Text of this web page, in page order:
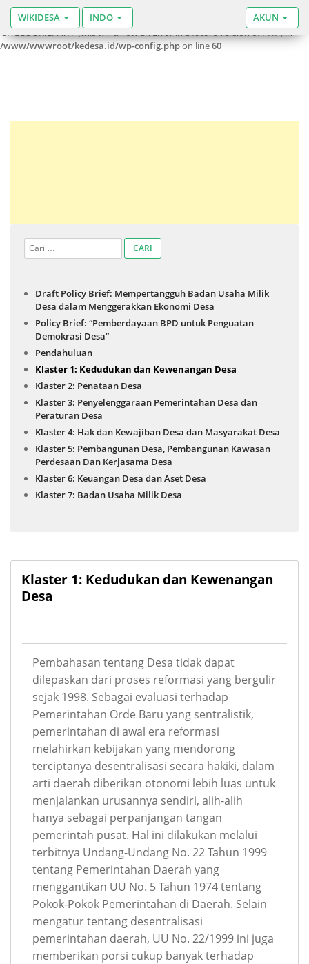
Warning: Use of undefined constant SITECOOKIEPATH - assumed
'SITECOOKIEPATH' (this will throw an Error in a future version of PHP) in
/www/wwwroot/kedesa.id/wp-config.phpon line60
WIKIDESA INDO AKUN
Draft Policy Brief: Mempertangguh Badan Usaha Milik
Desa dalam Menggerakkan Ekonomi Desa
Policy Brief: “Pemberdayaan BPD untuk Penguatan
Demokrasi Desa”
Pendahuluan
Klaster 1: Kedudukan dan Kewenangan Desa
Klaster 2: Penataan Desa
Klaster 3: Penyelenggaraan Pemerintahan Desa dan
Peraturan Desa
Klaster 4: Hak dan Kewajiban Desa dan Masyarakat Desa
Klaster 5: Pembangunan Desa, Pembangunan Kawasan
Perdesaan Dan Kerjasama Desa
Klaster 6: Keuangan Desa dan Aset Desa
Klaster 7: Badan Usaha Milik Desa
Klaster 1: Kedudukan dan Kewenangan
Desa
Pembahasan tentang Desa tidak dapat
dilepaskan dari proses reformasi yang bergulir
sejak 1998. Sebagai evaluasi terhadap
Pemerintahan Orde Baru yang sentralistik,
pemerintahan di awal era reformasi
melahirkan kebijakan yang mendorong
terciptanya desentralisasi secara hakiki, dalam
arti daerah diberikan otonomi lebih luas untuk
menjalankan urusannya sendiri, alih-alih
hanya sebagai perpanjangan tangan
pemerintah pusat. Hal ini dilakukan melalui
terbitnya Undang-Undang No. 22 Tahun 1999
tentang Pemerintahan Daerah yang
menggantikan UU No. 5 Tahun 1974 tentang
Pokok-Pokok Pemerintahan di Daerah. Selain
mengatur tentang desentralisasi
pemerintahan daerah, UU No. 22/1999 ini juga
memberikan porsi cukup banyak terhadap